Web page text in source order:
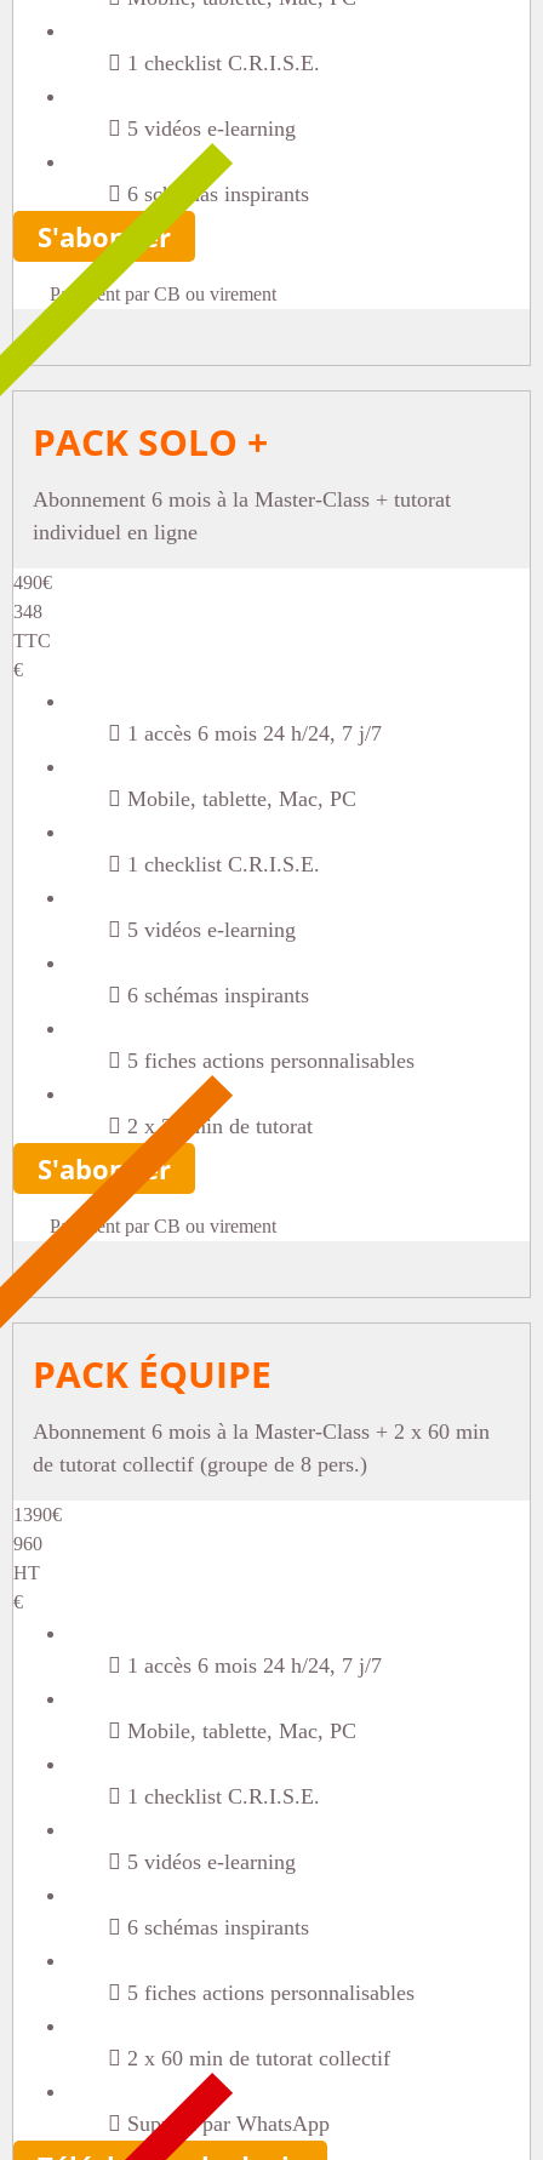
1 checklist C.R.I.S.E.
5 vidéos e-learning
6 schémas inspirants
S'abonner
Paiement par CB ou virement
PACK SOLO +
Abonnement 6 mois à la Master-Class + tutorat
individuel en ligne
490€
348
TTC
€
1 accès 6 mois 24 h/24, 7 j/7
Mobile, tablette, Mac, PC
1 checklist C.R.I.S.E.
5 vidéos e-learning
6 schémas inspirants
5 fiches actions personnalisables
2 x 30 min de tutorat
S'abonner
Paiement par CB ou virement
PACK ÉQUIPE
Abonnement 6 mois à la Master-Class + 2 x 60 min
de tutorat collectif (groupe de 8 pers.)
1390€
960
HT
€
1 accès 6 mois 24 h/24, 7 j/7
Mobile, tablette, Mac, PC
1 checklist C.R.I.S.E.
5 vidéos e-learning
6 schémas inspirants
5 fiches actions personnalisables
2 x 60 min de tutorat collectif
Support par WhatsApp